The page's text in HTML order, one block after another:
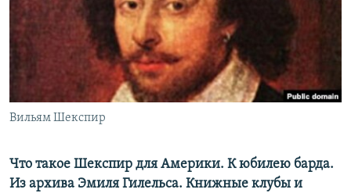
РАСПИСАНИЕ ВЕЩАНИЯ
ПОДПИШИТЕСЬ НА РАССЫЛКУ
СОЦИАЛЬНЫЕ СЕТИ
Все сайты РСЕ/РС
Вильям Шекспир
Что такое Шекспир для Америки. К юбилею барда.
Из архива Эмиля Гилельса. Книжные клубы и